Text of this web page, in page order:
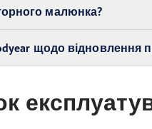
малюнка?
щодо